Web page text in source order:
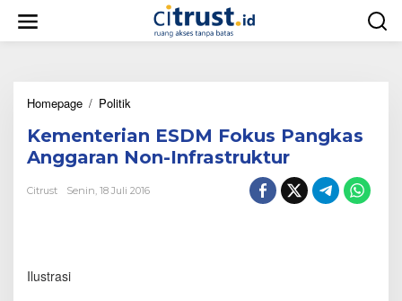
w
Homepage / Politik
m
e
n
t
e
Kementerian ESDM Fokus Pangkas
Anggaran Non-Infrastruktur
Citrust Senin, 18 Juli 2016
Ilustrasi